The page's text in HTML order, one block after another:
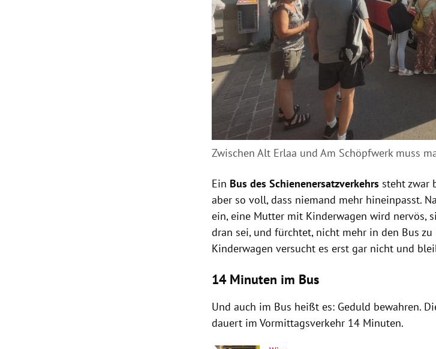
Zwischen Alt Erlaa und Am Schöpfwerk muss
Ein Bus des Schienenersatzverkehrs steht zwar
aber so voll, dass niemand mehr hineinpasst.
ein, eine Mutter mit Kinderwagen wird nervös,
dran sei, und fürchtet, nicht mehr in den Bus
Kinderwagen versucht es erst gar nicht und
14 Minuten im Bus
Und auch im Bus heißt es: Geduld bewahren.
dauert im Vormittagsverkehr 14 Minuten.